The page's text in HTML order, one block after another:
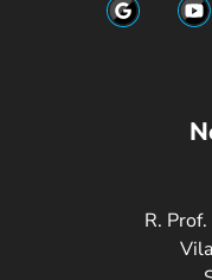
R.